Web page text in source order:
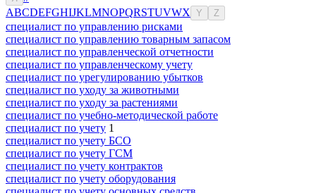
ABCDEFGHIJKLMNOPQRSTUVWX Y Z
специалист по управлению рисками
специалист по управлению товарным запасом
специалист по управленческой отчетности
специалист по управленческому учету
специалист по урегулированию убытков
специалист по уходу за животными
специалист по уходу за растениями
специалист по учебно-методической работе
специалист по учету 1
специалист по учету БСО
специалист по учету ГСМ
специалист по учету контрактов
специалист по учету оборудования